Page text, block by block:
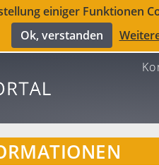
einiger Funktionen
Ok, verstanden